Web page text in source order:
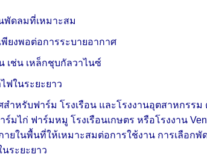
ดลมที่เหมาะสม
ยงพอต่อการระบายอากาศ
เช่น เหล็กชุบกัลวาไนซ์
ฟในระยะยาว
หรับฟาร์ม โรงเรือน และโรงงานอุตสาหกรรม
ไก่ ฟาร์มหมู โรงเรือนเกษตร หรือโรงงาน
ในพื้นที่ให้เหมาะสมต่อการใช้งาน การเลือกพั
ระยะยาว